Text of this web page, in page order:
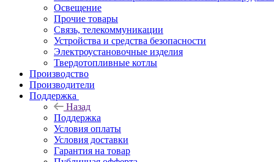
Освещение
Прочие товары
Связь, телекоммуникации
Устройства и средства безопасности
Электроустановочные изделия
Твердотопливные котлы
Производство
Производители
Поддержка
Назад
Поддержка
Условия оплаты
Условия доставки
Гарантия на товар